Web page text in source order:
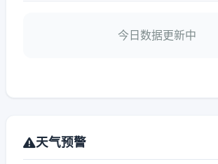
今日数据更新中
天气预警